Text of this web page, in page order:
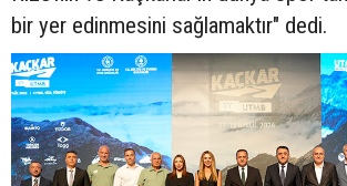
bir yer edinmesini sağlamaktır" dedi.